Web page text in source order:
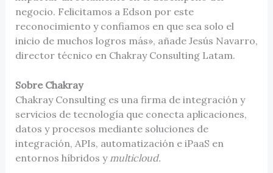
negocio. Felicitamos a Edson por este
reconocimiento y confiamos en que sea solo el
inicio de muchos logros más», añade Jesús Navarro,
director técnico en Chakray Consulting Latam.
Sobre Chakray
Chakray Consulting es una firma de integración y
servicios de tecnología que conecta aplicaciones,
datos y procesos mediante soluciones de
integración, APIs, automatización e iPaaS en
entornos híbridos y multicloud.